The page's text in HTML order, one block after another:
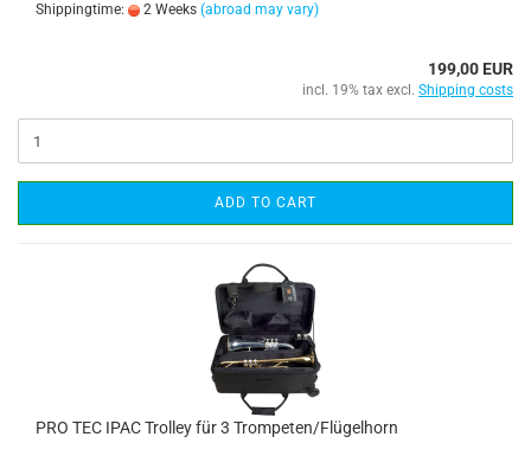
Shippingtime: 2 Weeks (abroad may vary)
199,00 EUR
incl. 19% tax excl. Shipping costs
ADD TO CART
PRO TEC IPAC Trolley für 3 Trompeten/Flügelhorn